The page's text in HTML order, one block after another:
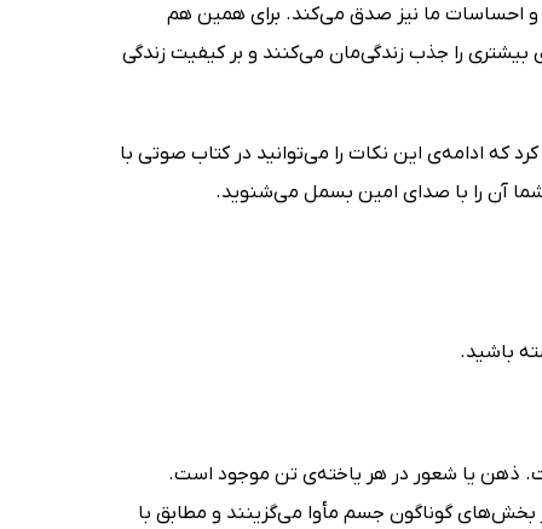
و احساسات ما نیز صدق می‌کند. برای همین هم
را جذب زندگی‌مان می‌کنند و بر کیفیت زندگی
که ادامه‌ی این نکات را می‌توانید در کتاب صوتی با
آن را با صدای امین بسمل می‌شنوید.
باشید.
ذهن یا شعور در هر یاخته‌ی تن موجود است.
بخش‌های گوناگون جسم مأوا می‌گزینند و مطابق با